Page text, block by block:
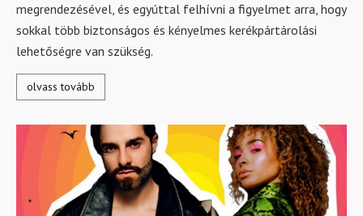
megrendezésével, és egyúttal felhívni a figyelmet arra, hogy
sokkal több biztonságos és kényelmes kerékpártárolási
lehetőségre van szükség.
olvass tovább